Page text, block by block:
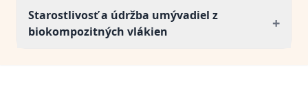
Starostlivosť a údržba umývadiel z
biokompozitných vlákien
+